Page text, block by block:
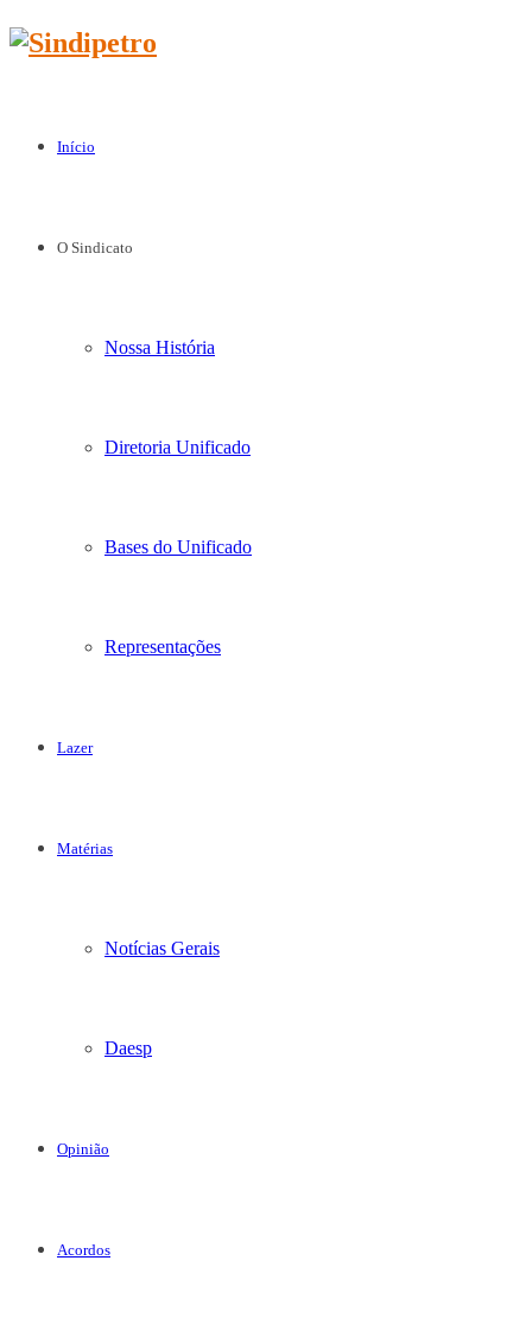
Início
O Sindicato
Nossa História
Diretoria Unificado
Bases do Unificado
Representações
Lazer
Matérias
Notícias Gerais
Daesp
Opinião
Acordos